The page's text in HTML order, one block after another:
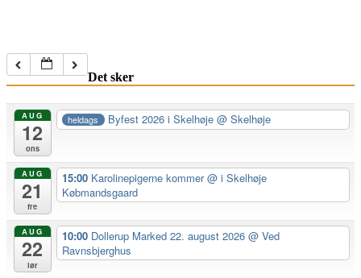
Det sker
AUG
12
ons
heldags Byfest 2026 i Skelhøje@ Skelhøje
AUG
21
fre
15:00 Karolinepigerne kommer@ i Skelhøje
Købmandsgaard
AUG
22
lør
10:00 Dollerup Marked 22. august 2026 @ Ved
Ravnsbjerghus